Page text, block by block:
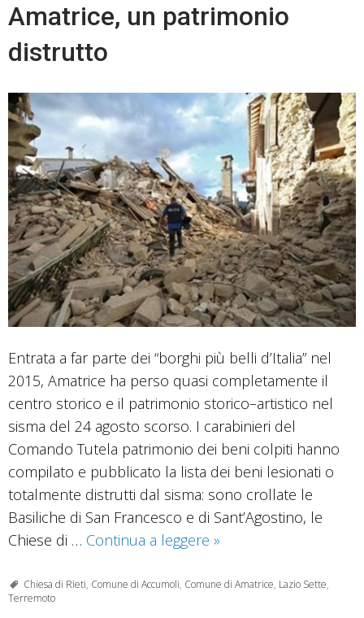
Amatrice, un patrimonio
distrutto
Entrata a far parte dei “borghi più belli d’Italia” nel
2015, Amatrice ha perso quasi completamente il
centro storico e il patrimonio storico–artistico nel
sisma del 24 agosto scorso. I carabinieri del
Comando Tutela patrimonio dei beni colpiti hanno
compilato e pubblicato la lista dei beni lesionati o
totalmente distrutti dal sisma: sono crollate le
Basiliche di San Francesco e di Sant’Agostino, le
Chiese di … Continua a leggere Amatrice,
patrimonio
»
Chiesa di Rieti, Comune di Accumoli, Comune di Amatrice, Lazio Sette,
Terremoto